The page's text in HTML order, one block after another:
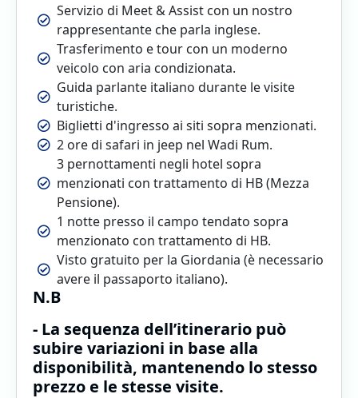
Servizio di Meet & Assist con un nostro
rappresentante che parla inglese.
Trasferimento e tour con un moderno
veicolo con aria condizionata.
Guida parlante italiano durante le visite
turistiche.
Biglietti d'ingresso ai siti sopra menzionati.
2 ore di safari in jeep nel Wadi Rum.
3 pernottamenti negli hotel sopra
menzionati con trattamento di HB (Mezza
Pensione).
1 notte presso il campo tendato sopra
menzionato con trattamento di HB.
Visto gratuito per la Giordania (è necessario
avere il passaporto italiano).
N.B
- La sequenza dell’itinerario può
subire variazioni in base alla
disponibilità, mantenendo lo stesso
prezzo e le stesse visite.